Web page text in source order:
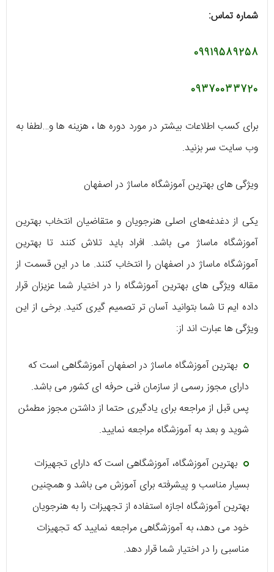
شماره تماس:
09919589258
09370033720
برای کسب اطلاعات بیشتر در مورد دوره ها ، هزینه ها و…لطفا به
وب سایت سر بزنید.
ویژگی های بهترین آموزشگاه ماساژ در اصفهان
یکی از دغدغه‌های اصلی هنرجویان و متقاضیان انتخاب بهترین
آموزشگاه ماساژ می باشد. افراد باید تلاش کنند تا بهترین
آموزشگاه ماساژ در اصفهان را انتخاب کنند. ما در این قسمت از
مقاله ویژگی های بهترین آموزشگاه را در اختیار شما عزیزان قرار
داده ایم تا شما بتوانید آسان تر تصمیم گیری کنید. برخی از این
ویژگی ها عبارت اند از:
بهترین آموزشگاه ماساژ در اصفهان آموزشگاهی است که
دارای مجوز رسمی از سازمان فنی حرفه ای کشور می باشد.
پس قبل از مراجعه برای یادگیری حتما از داشتن مجوز مطمئن
شوید و بعد به آموزشگاه مراجعه نمایید.
بهترین آموزشگاه، آموزشگاهی است که دارای تجهیزات
بسیار مناسب و پیشرفته برای آموزش می باشد و همچنین
بهترین آموزشگاه اجازه استفاده از تجهیزات را به هنرجویان
خود می دهد، به آموزشگاهی مراجعه نمایید که تجهیزات
مناسبی را در اختیار شما قرار دهد.